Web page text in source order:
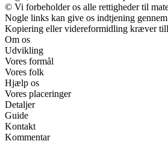
© Vi forbeholder os alle rettigheder til
Nogle links kan give os indtjening
Kopiering eller videreformidling kræver
Om os
Udvikling
Vores formål
Vores folk
Hjælp os
Vores placeringer
Detaljer
Guide
Kontakt
Kommentar